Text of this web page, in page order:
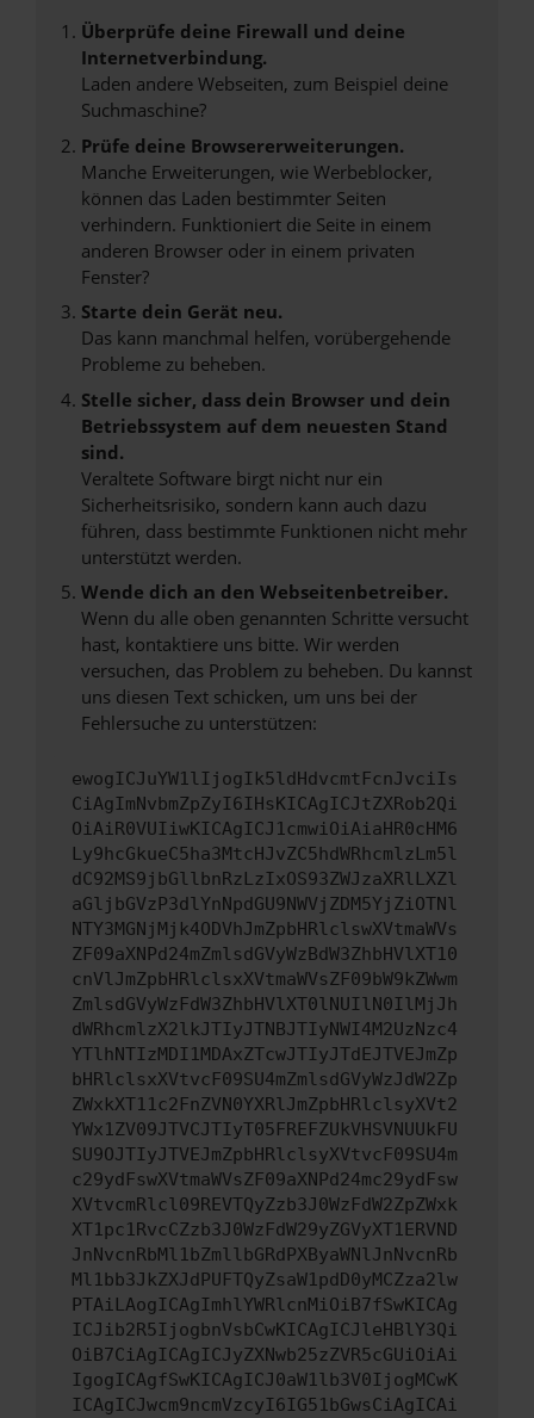
Überprüfe deine Firewall und deine
Internetverbindung.
Laden andere Webseiten, zum Beispiel deine
Suchmaschine?
Prüfe deine Browsererweiterungen.
Manche Erweiterungen, wie Werbeblocker,
können das Laden bestimmter Seiten
verhindern. Funktioniert die Seite in einem
anderen Browser oder in einem privaten
Fenster?
Starte dein Gerät neu.
Das kann manchmal helfen, vorübergehende
Probleme zu beheben.
Stelle sicher, dass dein Browser und dein
Betriebssystem auf dem neuesten Stand
sind.
Veraltete Software birgt nicht nur ein
Sicherheitsrisiko, sondern kann auch dazu
führen, dass bestimmte Funktionen nicht mehr
unterstützt werden.
Wende dich an den Webseitenbetreiber.
Wenn du alle oben genannten Schritte versucht
hast, kontaktiere uns bitte. Wir werden
versuchen, das Problem zu beheben. Du kannst
uns diesen Text schicken, um uns bei der
Fehlersuche zu unterstützen:
ewogICJuYW1lIjogIk5ldHdvcmtFcnJvciIs
CiAgImNvbmZpZyI6IHsKICAgICJtZXRob2Qi
OiAiR0VUIiwKICAgICJ1cmwiOiAiaHR0cHM6
Ly9hcGkueC5ha3MtcHJvZC5hdWRhcmlzLm5l
dC92MS9jbGllbnRzLzIxOS93ZWJzaXRlLXZl
aGljbGVzP3dlYnNpdGU9NWVjZDM5YjZiOTNl
NTY3MGNjMjk4ODVhJmZpbHRlclswXVtmaWVs
ZF09aXNPd24mZmlsdGVyWzBdW3ZhbHVlXT10
cnVlJmZpbHRlclsxXVtmaWVsZF09bW9kZWwm
ZmlsdGVyWzFdW3ZhbHVlXT0lNUIlN0IlMjJh
dWRhcmlzX2lkJTIyJTNBJTIyNWI4M2UzNzc4
YTlhNTIzMDI1MDAxZTcwJTIyJTdEJTVEJmZp
bHRlclsxXVtvcF09SU4mZmlsdGVyWzJdW2Zp
ZWxkXT11c2FnZVN0YXRlJmZpbHRlclsyXVt2
YWx1ZV09JTVCJTIyT05FREFZUkVHSVNUUkFU
SU9OJTIyJTVEJmZpbHRlclsyXVtvcF09SU4m
c29ydFswXVtmaWVsZF09aXNPd24mc29ydFsw
XVtvcmRlcl09REVTQyZzb3J0WzFdW2ZpZWxk
XT1pc1RvcCZzb3J0WzFdW29yZGVyXT1ERVND
JnNvcnRbMl1bZmllbGRdPXByaWNlJnNvcnRb
Ml1bb3JkZXJdPUFTQyZsaW1pdD0yMCZza2lw
PTAiLAogICAgImhlYWRlcnMiOiB7fSwKICAg
ICJib2R5IjogbnVsbCwKICAgICJleHBlY3Qi
OiB7CiAgICAgICJyZXNwb25zZVR5cGUiOiAi
IgogICAgfSwKICAgICJ0aW1lb3V0IjogMCwK
ICAgICJwcm9ncmVzcyI6IG51bGwsCiAgICAi